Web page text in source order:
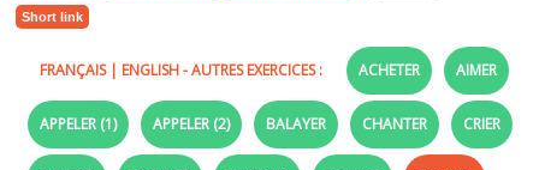
Short link
FRANÇAIS| ENGLISH- AUTRES EXERCICES : ACHETER AIMER
APPELER (1) APPELER (2) BALAYER CHANTER CRIER